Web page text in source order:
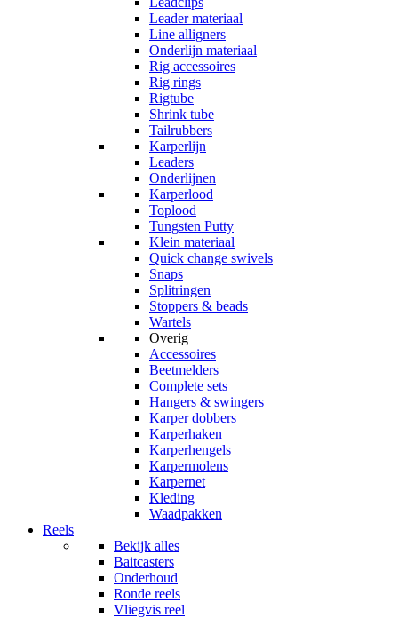
Leader materiaal
Line alligners
Onderlijn materiaal
Rig accessoires
Rig rings
Rigtube
Shrink tube
Tailrubbers
Karperlijn
Leaders
Onderlijnen
Karperlood
Toplood
Tungsten Putty
Klein materiaal
Quick change swivels
Snaps
Splitringen
Stoppers & beads
Wartels
Overig
Accessoires
Beetmelders
Complete sets
Hangers & swingers
Karper dobbers
Karperhaken
Karperhengels
Karpermolens
Karpernet
Kleding
Waadpakken
Reels
Bekijk alles
Baitcasters
Onderhoud
Ronde reels
Vliegvis reel